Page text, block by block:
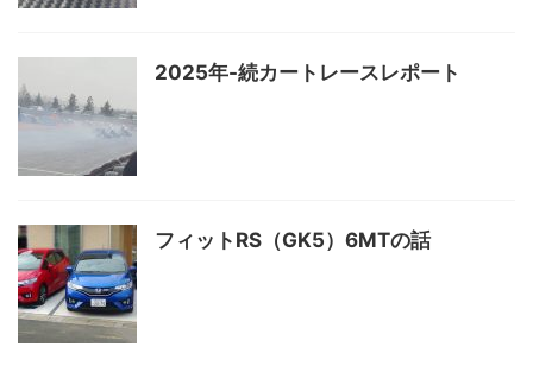
2025年-続カートレースレポート
フィットRS（GK5）6MTの話